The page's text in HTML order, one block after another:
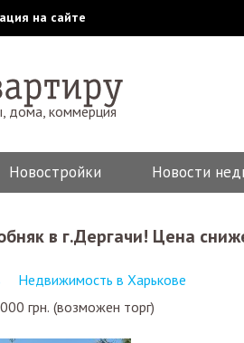
на сайте
дома, коммерция
Новостройки Новости
в г.Дергачи! Цена
Недвижимость в Харькове
грн. (возможен торг)